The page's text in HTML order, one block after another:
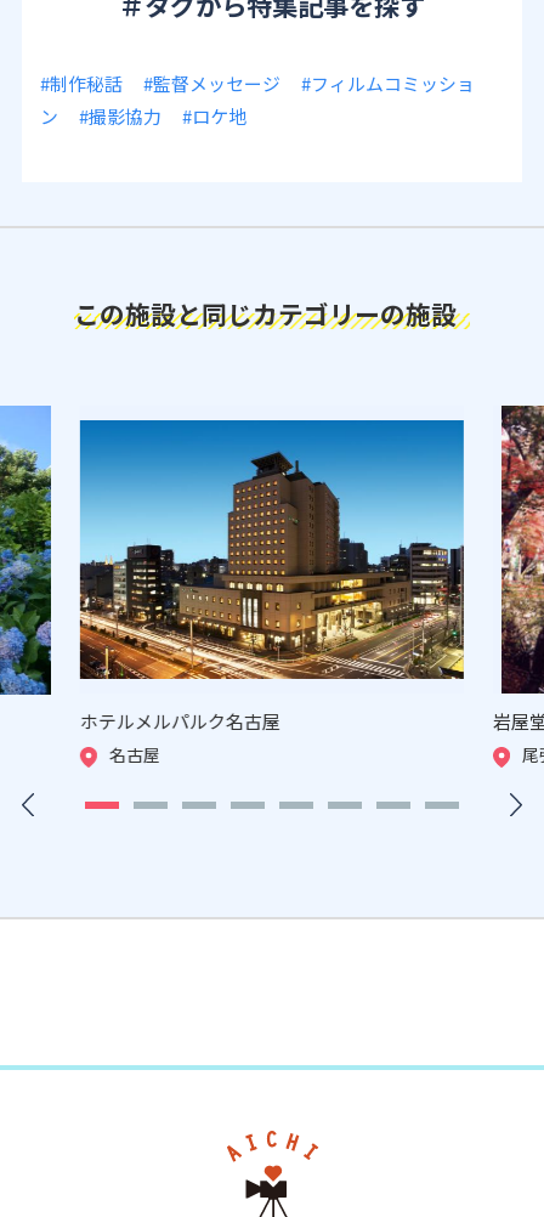
#制作秘話 #監督メッセージ
#フィルムコミッショ
ン
#撮影協力 #ロケ地
この施設と同じカテゴリーの施設
ホテルメルパルク名古屋
名古屋
岩屋